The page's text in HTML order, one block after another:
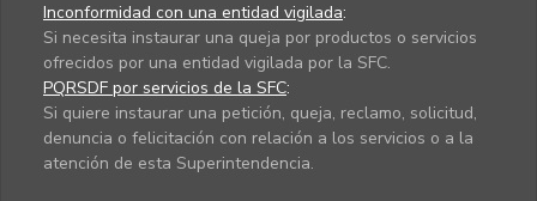
Inconformidad con una entidad vigilada:
Si necesita instaurar una queja por productos o servicios
ofrecidos por una entidad vigilada por la SFC.
PQRSDF por servicios de la SFC:
Si quiere instaurar una petición, queja, reclamo, solicitud,
denuncia o felicitación con relación a los servicios o a la
atención de esta Superintendencia.